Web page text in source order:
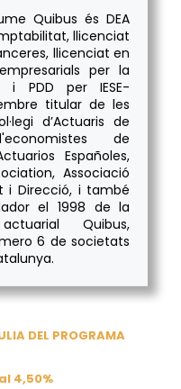
Quibus és DEA
llicenciat
llicenciat en
per la
i PDD per IESE-
titular de les
d’Actuaris de
de
Españoles,
Associació
i Direcció, i també
el 1998 de la
Quibus,
6 de societats
DEL PROGRAMA
4,50%